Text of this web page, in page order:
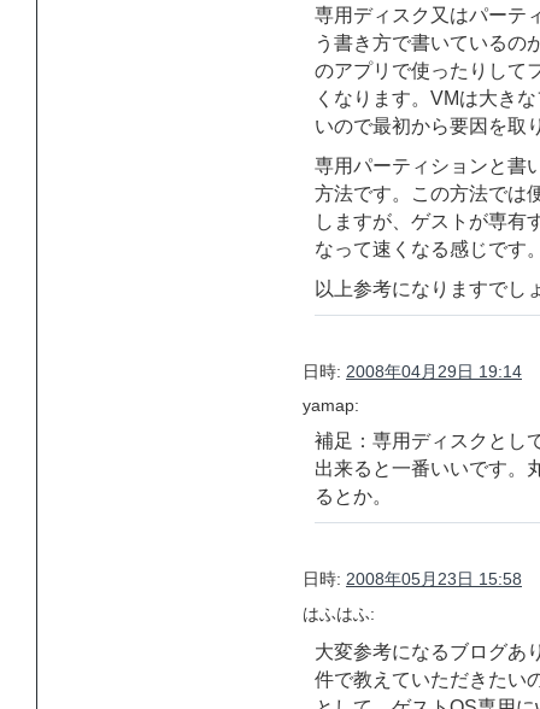
専用ディスク又はパーテ
う書き方で書いているの
のアプリで使ったりして
くなります。VMは大き
いので最初から要因を取
専用パーティションと書
方法です。この方法では
しますが、ゲストが専有
なって速くなる感じです
以上参考になりますでし
日時: 2008年04月29日 19:14
yamap:
補足：専用ディスクとし
出来ると一番いいです。
るとか。
日時: 2008年05月23日 15:58
はふはふ:
大変参考になるブログあ
件で教えていただきたい